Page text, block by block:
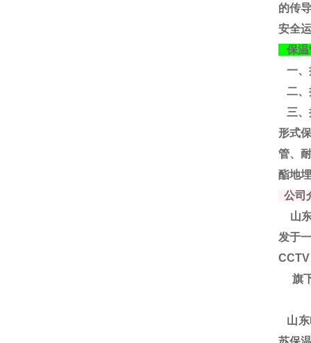
的传
安全
保温
一、
二、
三、
形式
管、
酯地
公司
山东
发于
旗下
山东